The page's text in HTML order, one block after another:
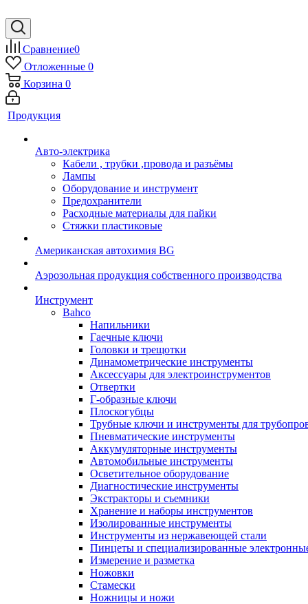
Сравнение0
Отложенные 0
Корзина 0
Продукция
Авто-электрика
Кабели , трубки ,провода и разъёмы
Лампы
Оборудование и инструмент
Предохранители
Расходные материалы для пайки
Стяжки пластиковые
Американская автохимия BG
Аэрозольная продукция собственного производства
Инструмент
Bahco
Напильники
Гаечные ключи
Головки и трещотки
Динамометрические инструменты
Аксессуары для электроинструментов
Отвертки
Г-образные ключи
Плоскогубцы
Трубные ключи и инструменты для
Пневматические инструменты
Аккумуляторные инструменты
Автомобильные инструменты
Осветительное оборудование
Диагностические инструменты
Экстракторы и съемники
Хранение и наборы инструментов
Изолированные инструменты
Инструменты из нержавеющей стали
Пинцеты и специализированные
Измерение и разметка
Ножовки
Стамески
Ножницы и ножи